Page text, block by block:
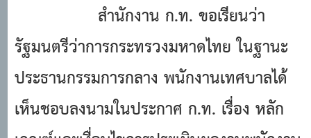
สํานักงาน ก.ท. ขอเรียนว่า
รัฐมนตรีว่าการกระทรวงมหาดไทย ในฐานะ
ประธานกรรมการกลาง พนักงานเทศบาลได้
เห็นชอบลงนามในประกาศ ก.ท. เรื่อง หลัก